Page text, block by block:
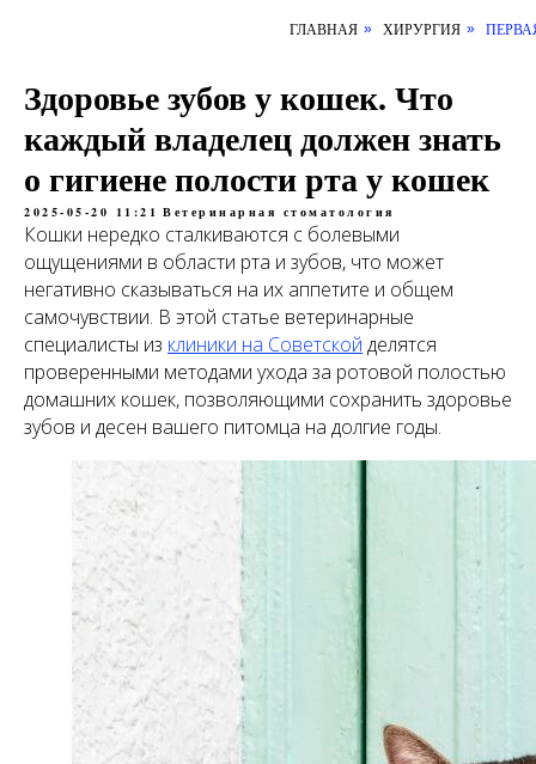
ГЛАВНАЯ » ХИРУРГИЯ »
Здоровье зубов у кошек. Что
каждый владелец должен знать
о гигиене полости рта у кошек
2025-05-20 11:21 Ветеринарная стоматология
Кошки нередко сталкиваются с болевыми
ощущениями в области рта и зубов, что может
негативно сказываться на их аппетите и общем
самочувствии. В этой статье ветеринарные
специалисты из клиники на Советской делятся
проверенными методами ухода за ротовой полостью
домашних кошек, позволяющими сохранить здоровье
зубов и десен вашего питомца на долгие годы.